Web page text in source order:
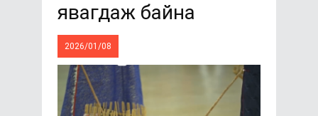
явагдаж байна
2026/01/08